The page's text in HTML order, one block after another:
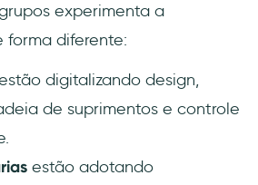
experimenta a
forma diferente:
digitalizando design,
de suprimentos e controle
estão adotando